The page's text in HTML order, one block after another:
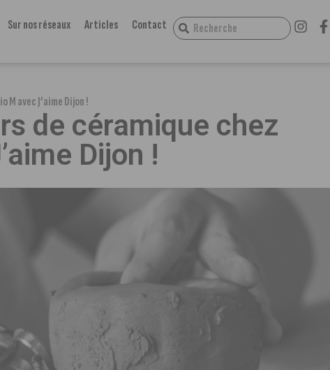
Sur nos réseaux Articles Contact
avec J’aime Dijon !
de céramique chez
Dijon !